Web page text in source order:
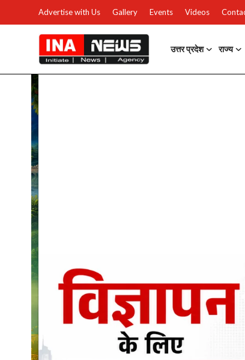
Advertise with Us Gallery Events Videos
उत्तर प्रदेश राज्य
उत्तर प्रदेश
Advertise with Us
Events
Gallery
राजनीति
Contacts
इतिहास \ साहित्य
शिक्षा\रोजगार
मनोरंजन